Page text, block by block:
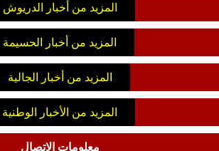
المزيد من أخبار الدريوش
المزيد من أخبار الحسيمة
المزيد من أخبار الجالية
المزيد من الأخبار الوطنية
معلومات الاتصال